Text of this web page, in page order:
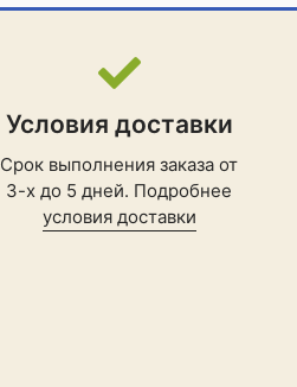
Условия доставки
Срок выполнения заказа от
3-х до 5 дней. Подробнее
условия доставки